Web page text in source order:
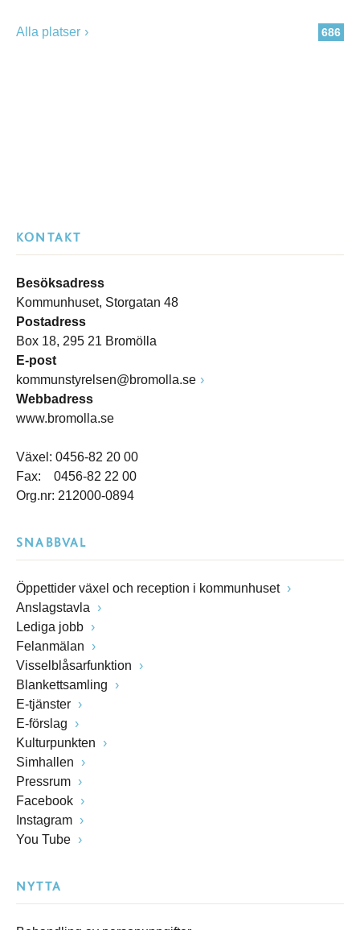
686
Alla platser
KONTAKT
Besöksadress
Kommunhuset, Storgatan 48
Postadress
Box 18, 295 21 Bromölla
E-post
kommunstyrelsen@bromolla.se
Webbadress
www.bromolla.se
Växel: 0456-82 20 00
Fax: 0456-82 22 00
Org.nr: 212000-0894
SNABBVAL
Öppettider växel och reception i kommunhuset
Anslagstavla
Lediga jobb
Felanmälan
Visselblåsarfunktion
Blankettsamling
E-tjänster
E-förslag
Kulturpunkten
Simhallen
Pressrum
Facebook
Instagram
You Tube
NYTTA